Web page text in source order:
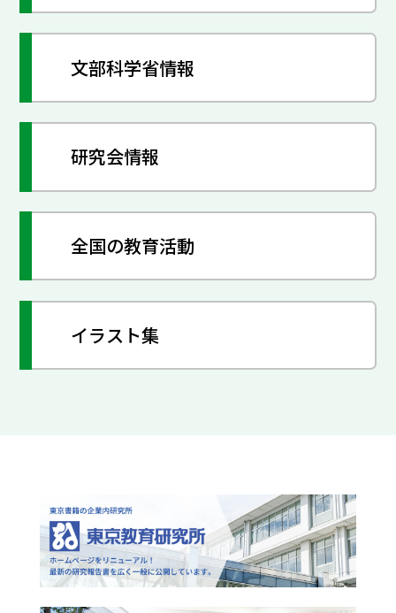
文部科学省情報
研究会情報
全国の教育活動
イラスト集